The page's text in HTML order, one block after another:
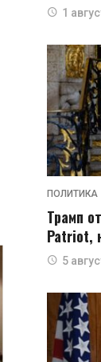
1
ПОЛИТИКА
Трамп
Patriot,
5